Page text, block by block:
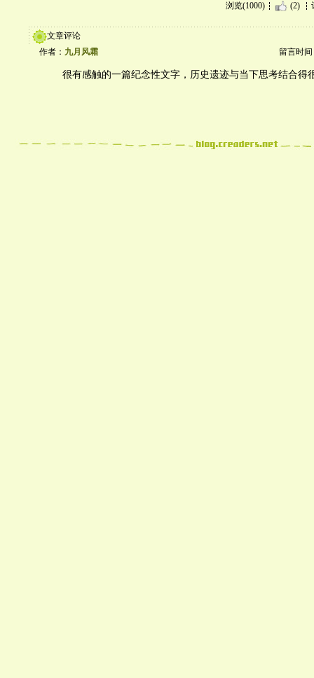
浏览(1000) (2)
文章评论
作者： 九月风霜 留言时间
很有感触的一篇纪念性文字，历史遗迹与当下思考结合得